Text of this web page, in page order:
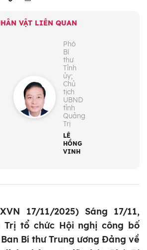
VẬT LIÊN QUAN
Phó
Bí
thư
Tỉnh
ủy;
Chủ
tịch
UBND
tỉnh
Quảng
Trị
LÊ
HỒNG
VINH
17/11/2025) Sáng 17/11,
Trị tổ chức Hội nghị công bố
Bí thư Trung ương Đảng về